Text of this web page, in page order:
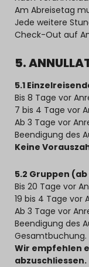
Am Abreisetag
Jede weitere
Check-Out auf
5.
5.1
Bis 8 Tage vor
7 bis 4 Tage vor
Ab 3 Tage vor
Beendigung des
Keine
5.2 Gruppen
Bis 20 Tage vor
19 bis 4 Tage vor
Ab 3 Tage vor
Beendigung des
Gesamtbuchung.
Wir empfehlen
abzuschliessen.